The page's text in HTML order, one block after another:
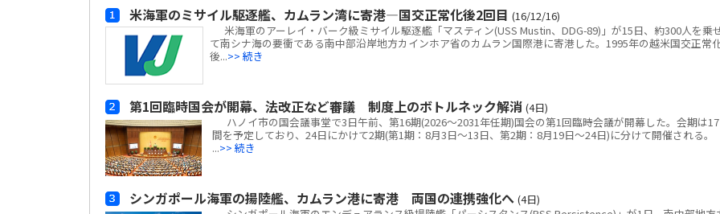
米海軍のミサイル駆逐艦、カムラン湾に寄港―国交正常化後2回目 (16/12/16)
米海軍のアーレイ・バーク級ミサイル駆逐艦「マスティン(USS Mustin、DDG-89)」が15日、約300人を乗
て南シナ海の要衝である南中部沿岸地方カインホア省のカムラン国際港に寄港した。1995年の越米国交正常
後...>> 続き
第1回臨時国会が開幕、法改正など審議 制度上のボトルネック解消 (4日)
ハノイ市の国会議事堂で3日午前、第16期(2026～2031年任期)国会の第1回臨時会議が開幕した。会期は
間を予定しており、24日にかけて2期(第1期：8月3日～13日、第2期：8月19日～24日)に分けて開催される。
...>> 続き
シンガポール海軍の揚陸艦、カムラン港に寄港 両国の連携強化へ (4日)